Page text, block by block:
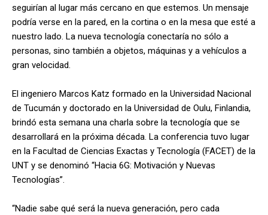
seguirían al lugar más cercano en que estemos. Un mensaje
podría verse en la pared, en la cortina o en la mesa que esté a
nuestro lado. La nueva tecnología conectaría no sólo a
personas, sino también a objetos, máquinas y a vehículos a
gran velocidad.
El ingeniero Marcos Katz formado en la Universidad Nacional
de Tucumán y doctorado en la Universidad de Oulu, Finlandia,
brindó esta semana una charla sobre la tecnología que se
desarrollará en la próxima década. La conferencia tuvo lugar
en la Facultad de Ciencias Exactas y Tecnología (FACET) de la
UNT y se denominó “Hacia 6G: Motivación y Nuevas
Tecnologías”.
“Nadie sabe qué será la nueva generación, pero cada